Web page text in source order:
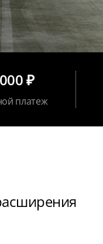
₽
платеж